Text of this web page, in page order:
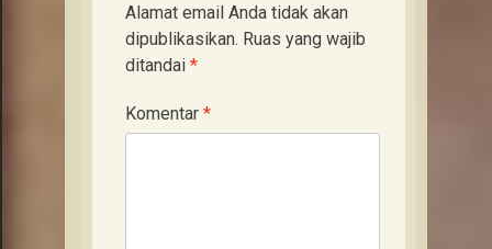
Alamat email Anda tidak akan
dipublikasikan. Ruas yang wajib
ditandai *
Komentar *